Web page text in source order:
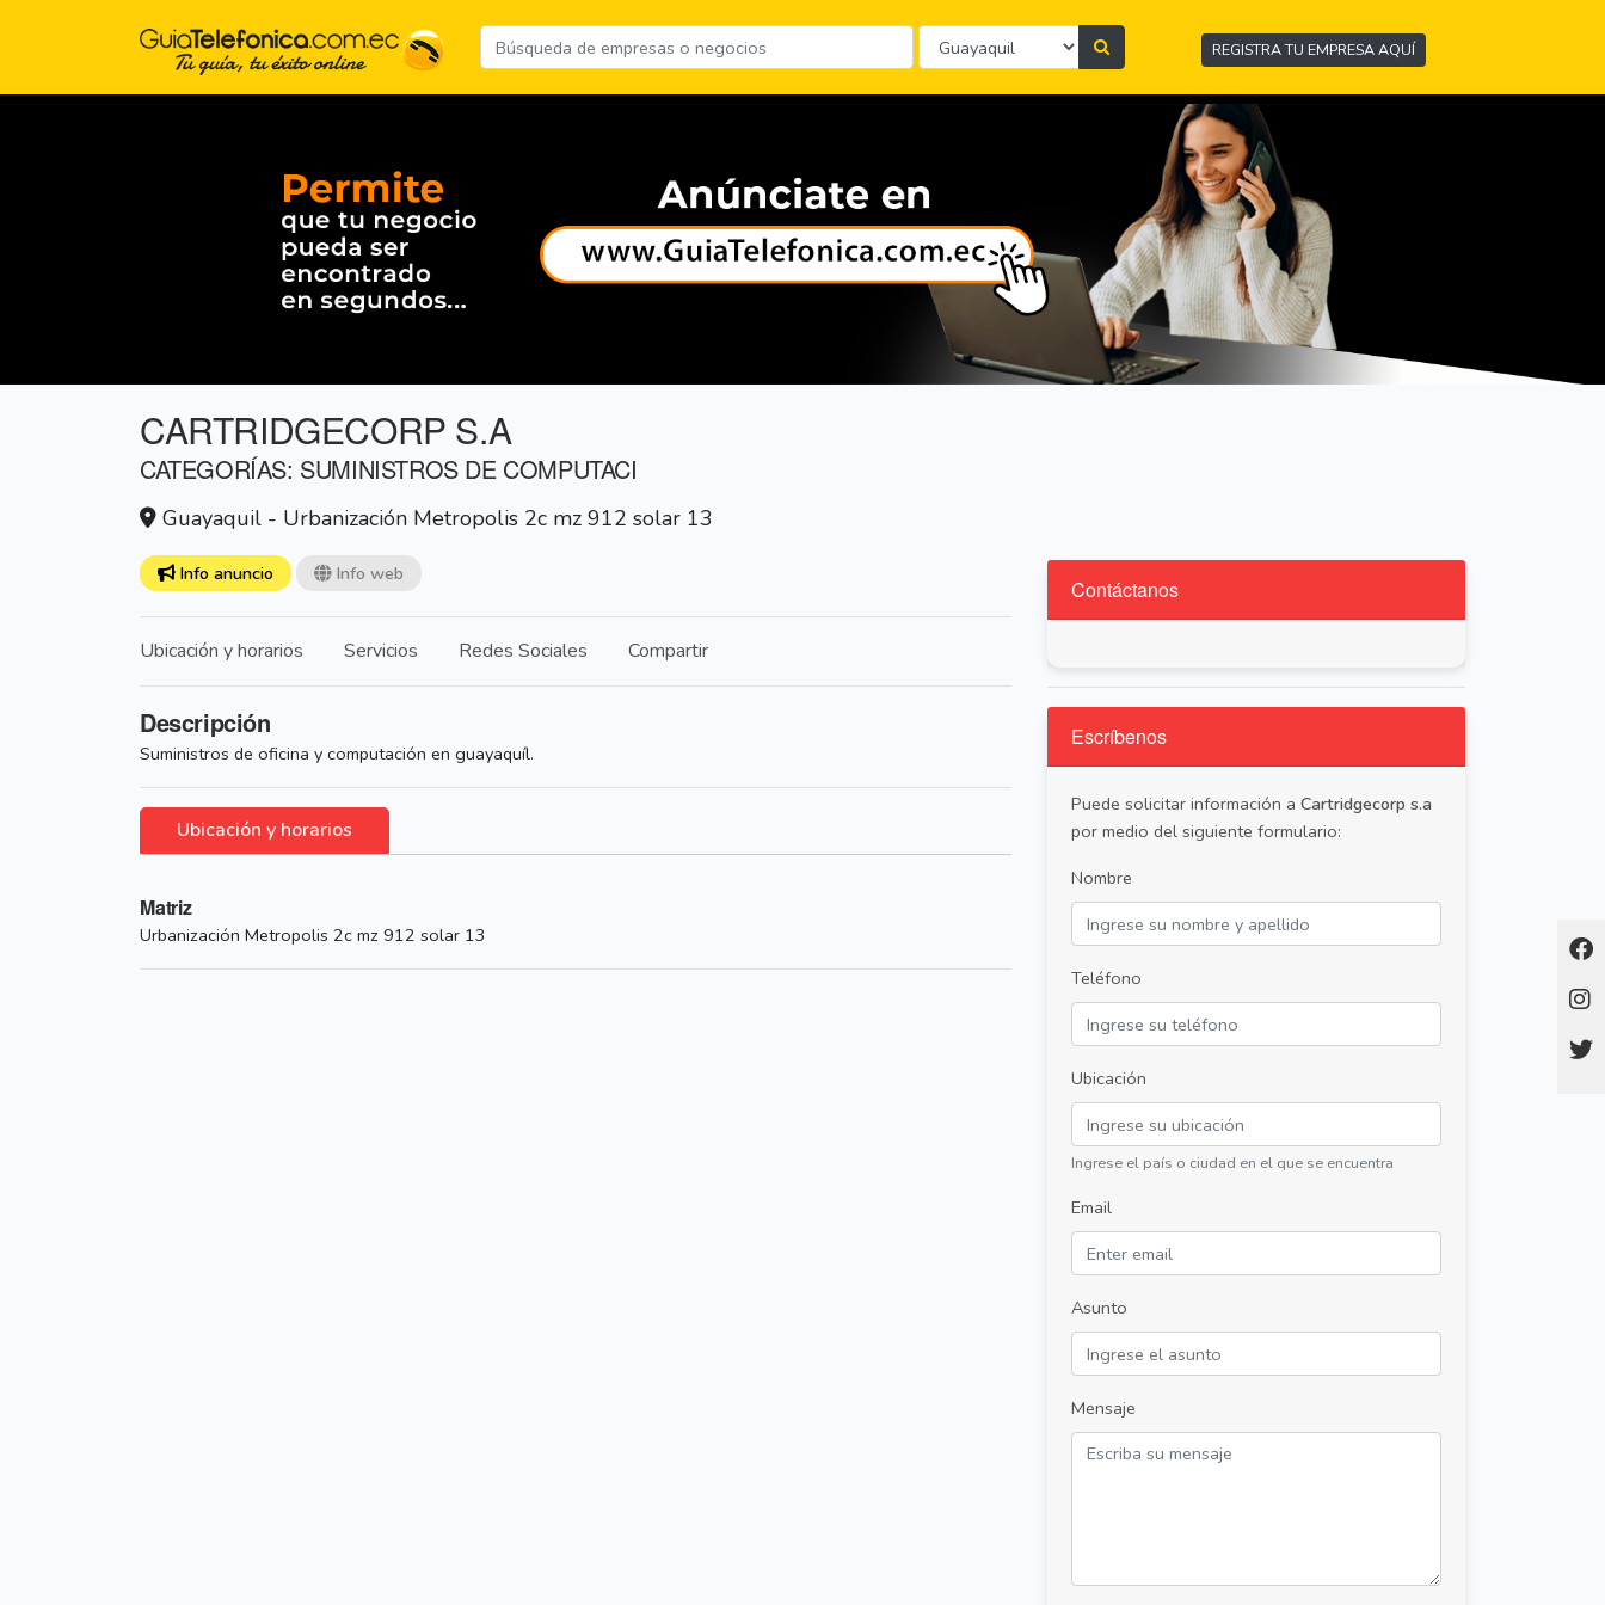
REGISTRA TU EMPRESA AQUÍ
CARTRIDGECORP S.A
CATEGORÍAS: SUMINISTROS DE COMPUTACI
Guayaquil - Urbanización Metropolis 2c mz 912 solar 13
Info anuncio Info web
Ubicación y horarios Servicios Redes Sociales Compartir
Descripción
Suministros de oficina y computación en guayaquíl.
Ubicación y horarios
Matriz
Urbanización Metropolis 2c mz 912 solar 13
Contáctanos
Escríbenos
Puede solicitar información a Cartridgecorp s.a
por medio del siguiente formulario:
Nombre
Teléfono
Ubicación
Ingrese el país o ciudad en el que se encuentra
Email
Asunto
Mensaje